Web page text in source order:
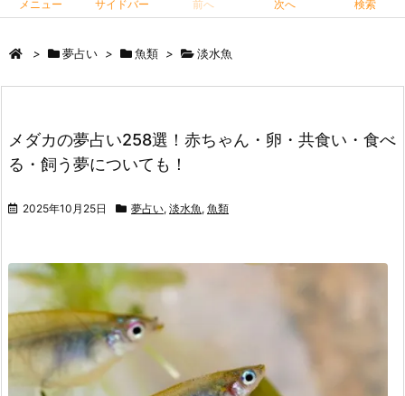
メニュー サイドバー 前へ 次へ 検索
> 夢占い > 魚類 > 淡水魚
メダカの夢占い258選！赤ちゃん・卵・共食い・食べ
る・飼う夢についても！
2025年10月25日 夢占い, 淡水魚, 魚類